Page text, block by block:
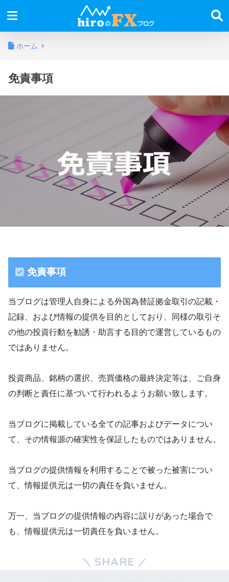
ホーム
免責事項
免責事項
当ブログは管理人自身による外国為替証拠金取引の記載・
記録、および情報の提供を目的としており、同様の取引そ
の他の投資行動を勧誘・助言する目的で運営しているもの
ではありません。
投資商品、銘柄の選択、売買価格の最終決定等は、ご自身
の判断と責任に基づいて行われるようお願い致します。
当ブログに掲載している全ての記事およびデータについ
て、その情報源の確実性を保証したものではありません。
当ブログの提供情報を利用することで被った被害につい
て、情報提供元は一切の責任を負いません。
万一、当ブログの提供情報の内容に誤りがあった場合で
も、情報提供元は一切責任を負いません。
SHARE